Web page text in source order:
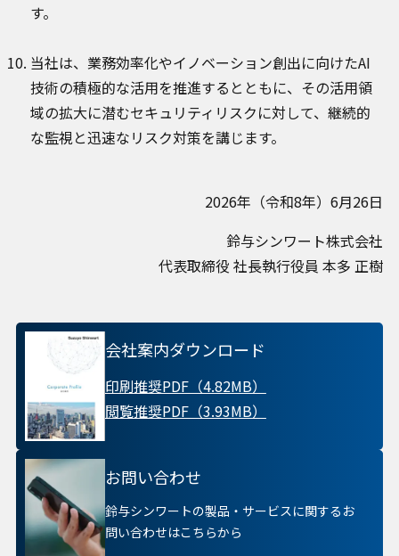
す。
当社は、業務効率化やイノベーション創出に向けたAI
技術の積極的な活用を推進するとともに、その活用領
域の拡大に潜むセキュリティリスクに対して、継続的
な監視と迅速なリスク対策を講じます。
2026年（令和8年）6月26日
鈴与シンワート株式会社
代表取締役 社長執行役員 本多 正樹
会社案内ダウンロード
印刷推奨PDF（4.82MB）
閲覧推奨PDF（3.93MB）
お問い合わせ
鈴与シンワートの製品・サービスに関するお
問い合わせはこちらから